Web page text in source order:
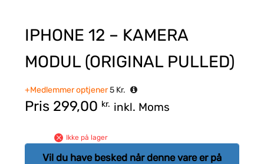
IPHONE 12 – KAMERA
MODUL (ORIGINAL PULLED)
+Medlemmer optjener5 Kr.
Pris 299,00 kr. inkl. Moms
Ikke på lager
Vil du have besked når denne vare er på